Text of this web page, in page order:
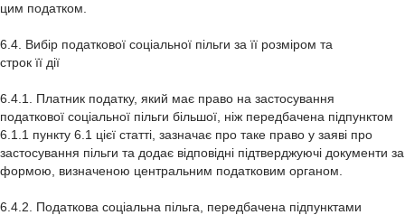
цим податком.
6.4. Вибір податкової соціальної пільги за її розміром та
строк її дії
6.4.1. Платник податку, який має право на застосування
податкової соціальної пільги більшої, ніж передбачена підпунктом
6.1.1 пункту 6.1 цієї статті, зазначає про таке право у заяві про
застосування пільги та додає відповідні підтверджуючі документи за
формою, визначеною центральним податковим органом.
6.4.2. Податкова соціальна пільга, передбачена підпунктами